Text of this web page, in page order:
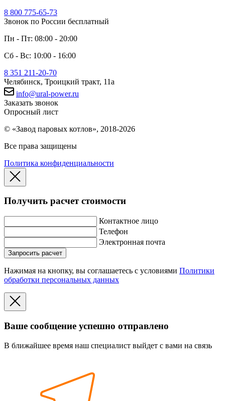
8 800 775-65-73
Звонок по России бесплатный
Пн - Пт: 08:00 - 20:00
Сб - Вс: 10:00 - 16:00
8 351 211-20-70
Челябинск, Троицкий тракт, 11а
info@ural-power.ru
Заказать звонок
Опросный лист
© «Завод паровых котлов», 2018-2026
Все права защищены
Политика конфиденциальности
Получить расчет стоимости
Контактное лицо
Телефон
Электронная почта
Запросить расчет
Нажимая на кнопку, вы соглашаетесь с условиями Политики
обработки персональных данных
Ваше сообщение успешно отправлено
В ближайшее время наш специалист выйдет с вами на связь